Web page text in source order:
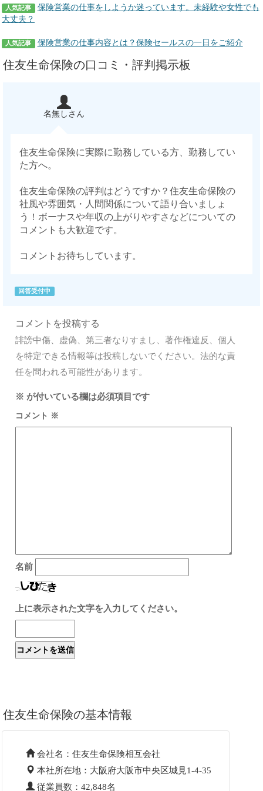
人気記事
保険営業の仕事をしようか迷っています。未経験や女性でも
大丈夫？
人気記事 保険営業の仕事内容とは？保険セールスの一日をご紹介
住友生命保険の口コミ・評判掲示板
名無しさん
住友生命保険に実際に勤務している方、勤務してい
た方へ。
住友生命保険の評判はどうですか？住友生命保険の
社風や雰囲気・人間関係について語り合いましょ
う！ボーナスや年収の上がりやすさなどについての
コメントも大歓迎です。
コメントお待ちしています。
回答受付中
コメントを投稿する
誹謗中傷、虚偽、第三者なりすまし、著作権違反、個人
を特定できる情報等は投稿しないでください。法的な責
任を問われる可能性があります。
※ が付いている欄は必須項目です
コメント ※
名前
上に表示された文字を入力してください。
住友生命保険の基本情報
会社名：住友生命保険相互会社
本社所在地：大阪府大阪市中央区城見1-4-35
従業員数：42,848名